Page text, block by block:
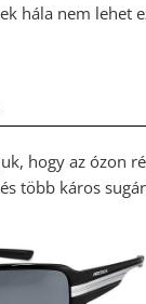
hála nem lehet
hogy az ózon
több káros